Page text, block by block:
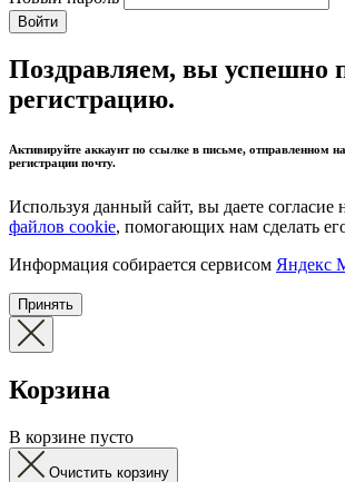
Войти
Поздравляем, вы успешно
регистрацию.
Активируйте аккаунт по ссылке в письме, отправленном
регистрации почту.
Используя данный сайт, вы даете согласие
файлов cookie, помогающих нам сделать
Информация собирается сервисом Яндекс
Принять
Корзина
В корзине пусто
Очистить корзину